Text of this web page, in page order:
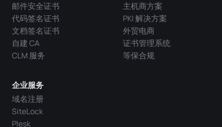
邮件安全证书
代码签名证书
文档签名证书
自建 CA
CLM 服务
企业服务
域名注册
SiteLock
Plesk
主机商方案
PKI 解决方案
外贸电商
证书管理系统
等保合规